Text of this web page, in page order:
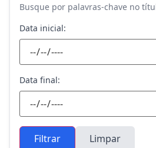
Busque por palavras-chave no
Data inicial:
Data final:
Filtrar Limpar